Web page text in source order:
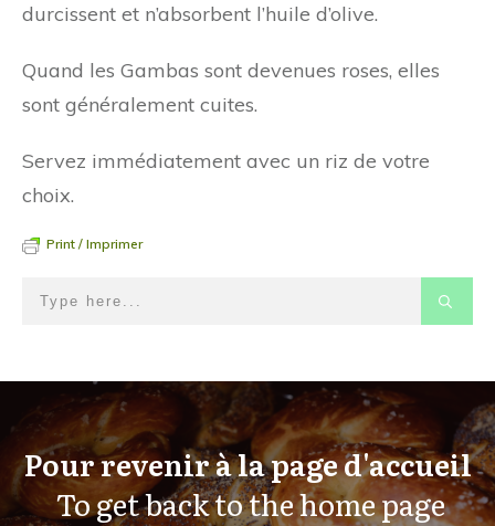
durcissent et n’absorbent l’huile d’olive.
Quand les Gambas sont devenues roses, elles
sont généralement cuites.
Servez immédiatement avec un riz de votre
choix.
Print / Imprimer
Pour revenir à la page d'accueil
To get back to the home page